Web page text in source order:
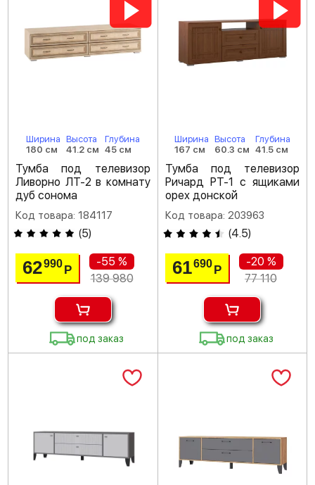
Ширина
180 см
Высота
41.2 см
Глубина
45 см
Тумба под телевизор
Ливорно ЛТ-2 в комнату
дуб сонома
Код товара: 184117
(5)
62990Р
-55 %
139 980
под заказ
Ширина
167 см
Высота
60.3 см
Глубина
41.5 см
Тумба под телевизор
Ричард РТ-1 с ящиками
орех донской
Код товара: 203963
(4.5)
61690 Р
-20 %
77 110
под заказ